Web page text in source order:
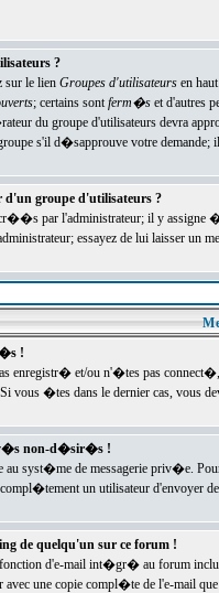
?
sur le lien Groupes d'utilisateursen haut
; certains sontferm�set d'autres
du groupe d'utilisateurs devra
s'il d�sapprouve votre demande;
groupe d'utilisateurs ?
cr��s par l'administrateur; il y
essayez de lui laisser un
!
enregistr� et/ou n'�tes pas
vous �tes dans le dernier cas, vous
non-d�sir�s !
au syst�me de messagerie priv�e.
un utilisateur d'envoyer
de quelqu'un sur ce forum !
d'e-mail int�gr� au forum inclut
une copie compl�te de l'e-mail